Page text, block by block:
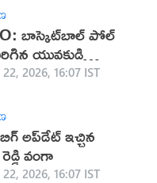
బాస్కెట్‌బాల్ పోల్
యువకుడి
2026, 16:07 IST
అప్‌డేట్ ఇచ్చిన‌
వంగా
2026, 16:07 IST